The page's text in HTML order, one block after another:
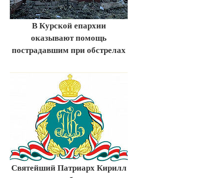
В Курской епархии
оказывают помощь
пострадавшим при обстрелах
Святейший Патриарх Кирилл